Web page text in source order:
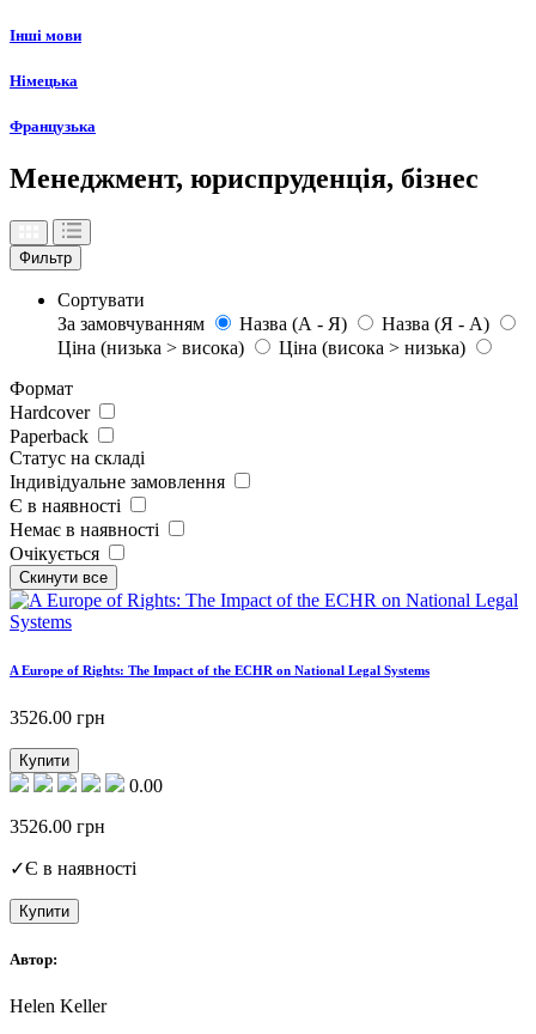
Інші мови
Німецька
Французька
Менеджмент, юриспруденція, бізнес
Фильтр
Сортувати
За замовчуванням
Назва (А - Я)
Назва (Я - А)
Ціна (низька > висока)
Ціна (висока > низька)
Формат
Hardcover
Paperback
Статус на складі
Індивідуальне замовлення
Є в наявності
Немає в наявності
Очікується
A Europe of Rights: The Impact of the ECHR on National Legal Systems
3526.00 грн
Купити
0.00
3526.00 грн
✓Є в наявності
Купити
Автор:
Helen Keller